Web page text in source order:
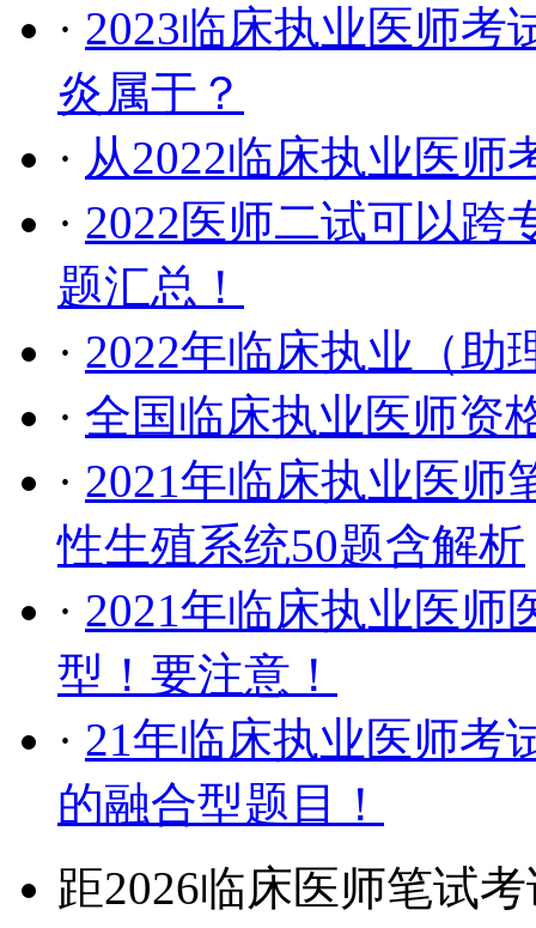
· 2023临床执业医师考
炎属于？
· 从2022临床执业医师
· 2022医师二试可以跨
题汇总！
· 2022年临床执业（助
· 全国临床执业医师资
· 2021年临床执业医
性生殖系统50题含解析
· 2021年临床执业医师
型！要注意！
· 21年临床执业医师考
的融合型题目！
距2026临床医师笔试